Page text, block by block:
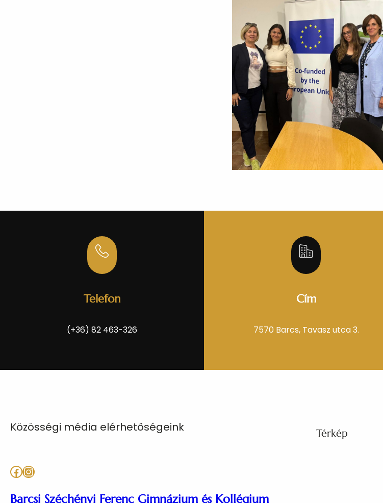
Telefon
(+36) 82 463-326
Cím
7570 Barcs, Tavasz utca 3.
Közösségi média elérhetőségeink
Facebook Instagram
Barcsi Széchényi Ferenc Gimnázium és Kollégium
Térkép